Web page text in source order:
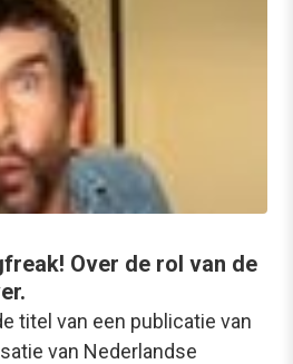
Over de rol van de
titel van een publicatie van
van Nederlandse